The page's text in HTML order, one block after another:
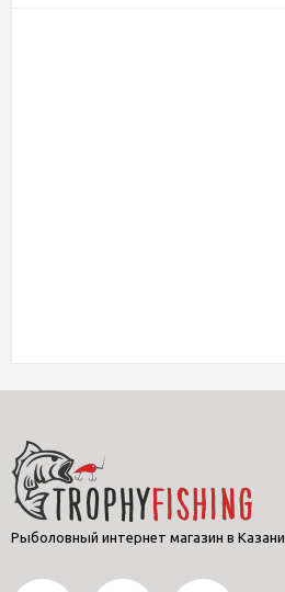
Рыболовный интернет магазин в Казани